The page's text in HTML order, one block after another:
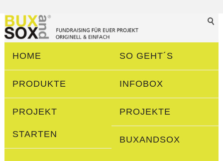
HOME SO GEHT´S
PRODUKTE INFOBOX
PROJEKT
STARTEN
PROJEKTE
BUXANDSOX